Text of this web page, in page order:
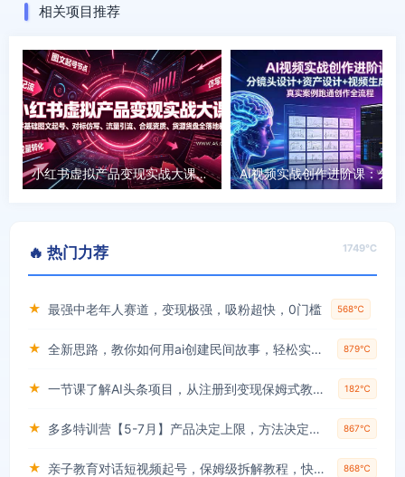
每天都来看看，站长辛苦！
电商玩家 达人
内容质量很高，值得反复学习。
兼职小白A
找了很久，还是这里的最靠谱。
相关项目推荐
小红书虚拟产品变现实战大课｜零基础图文起号、对标仿写、流量引流、合规资质、货源货盘全落地教程
🔥 热门力荐 1749℃
★ 最强中老年人赛道，变现极强，吸粉超快，0门槛 568℃
★ 全新思路，教你如何用ai创建民间故事，轻松实现月入过万【揭秘】 879℃
★ 一节课了解AI头条项目，从注册到变现保姆式教学，零基础可以操作【揭秘】 182℃
★ 多多特训营【5-7月】产品决定上限，方法决定下限，各种玩法技巧落地实操 867℃
★ 亲子教育对话短视频起号，保姆级拆解教程，快速起千粉万粉号 868℃